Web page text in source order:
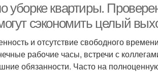
уборке квартиры.
сэкономить целый
и отсутствие свободного
рабочие часы, встречи с
обязанности. Часто на